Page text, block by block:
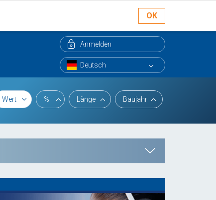
OK
Anmelden
Wert % Länge Baujahr